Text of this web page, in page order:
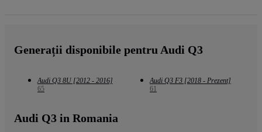
Generații disponibile pentru Audi Q3
Audi Q3 8U [2012 - 2016]
65
Audi Q3 F3 [2018 - Prezent]
61
Audi Q3 in Romania